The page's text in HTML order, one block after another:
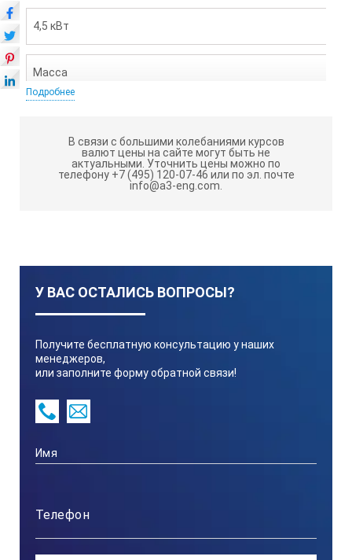
4,5 кВт
Масса
Габариты
590х450х770 мм
Подробнее
В связи с большими колебаниями курсов
валют цены на сайте могут быть не
актуальными. Уточнить цены можно по
телефону +7 (495) 120-07-46 или по эл. почте
info@a3-eng.com.
У ВАС ОСТАЛИСЬ ВОПРОСЫ?
Получите бесплатную консультацию у наших
менеджеров,
или заполните форму обратной связи!